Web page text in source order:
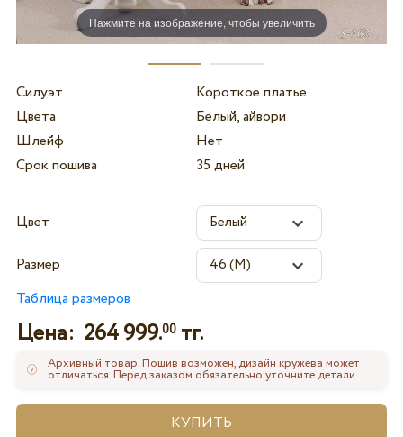
Нажмите на изображение, чтобы увеличить
Силуэт
Короткое платье
Цвета
Белый, айвори
Шлейф
Нет
Срок пошива
35 дней
Цвет
Размер
Таблица размеров
Цена: 264 999.00тг.
Архивный товар. Пошив возможен, дизайн кружева может
отличаться. Перед заказом обязательно уточните детали.